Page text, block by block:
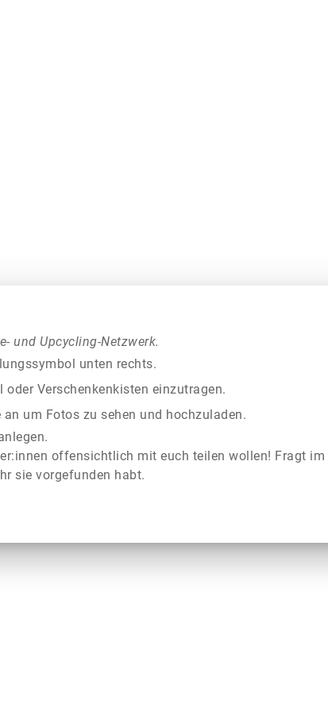
und Upcycling-Netzwerk.
unten rechts.
Verschenkenkisten einzutragen.
um Fotos zu sehen und hochzuladen.
offensichtlich mit euch teilen wollen! Fragt
sie vorgefunden habt.